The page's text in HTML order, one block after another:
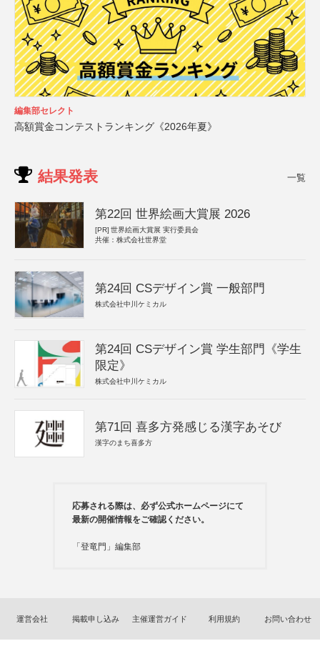
編集部セレクト
高額賞金コンテストランキング《2026年夏》
結果発表 一覧
第22回 世界絵画大賞展 2026
[PR] 世界絵画大賞展 実行委員会
共催：株式会社世界堂
第24回 CSデザイン賞 一般部門
株式会社中川ケミカル
第24回 CSデザイン賞 学生部門《学生
限定》
株式会社中川ケミカル
第71回 喜多方発感じる漢字あそび
漢字のまち喜多方
応募される際は、必ず公式ホームページにて
最新の開催情報をご確認ください。
「登竜門」編集部
運営会社 掲載申し込み 主催運営ガイド 利用規約 お問い合わせ